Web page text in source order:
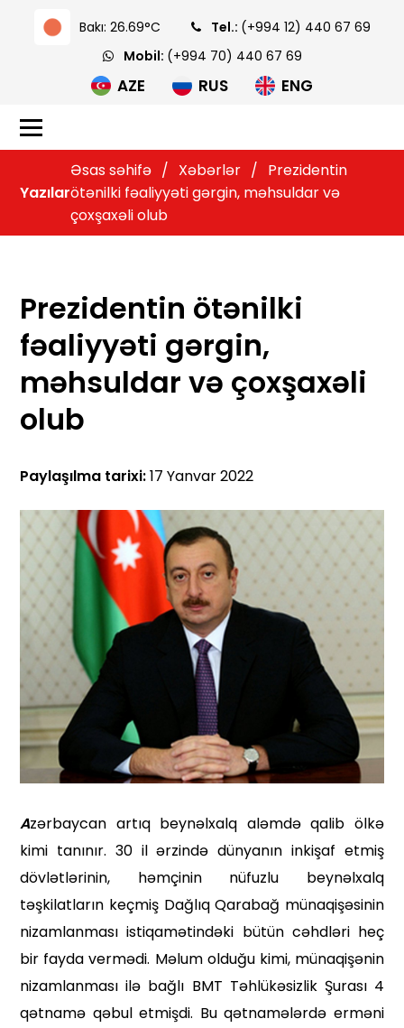
Bakı: 26.69°C Tel.: (+994 12) 440 67 69
Mobil: (+994 70) 440 67 69
AZE RUS ENG
Yazılar
Əsas səhifə / Xəbərlər / Prezidentin
ötənilki fəaliyyəti gərgin, məhsuldar və
çoxşaxəli olub
Prezidentin ötənilki
fəaliyyəti gərgin,
məhsuldar və çoxşaxəli
olub
Paylaşılma tarixi:17 Yanvar 2022
Azərbaycan artıq beynəlxalq aləmdə qalib ölkə
kimi tanınır. 30 il ərzində dünyanın inkişaf etmiş
dövlətlərinin, həmçinin nüfuzlu beynəlxalq
təşkilatların keçmiş Dağlıq Qarabağ münaqişəsinin
nizamlanması istiqamətindəki bütün cəhdləri heç
bir fayda vermədi. Məlum olduğu kimi, münaqişənin
nizamlanması ilə bağlı BMT Təhlükəsizlik Şurası 4
qətnamə qəbul etmişdi. Bu qətnamələrdə erməni